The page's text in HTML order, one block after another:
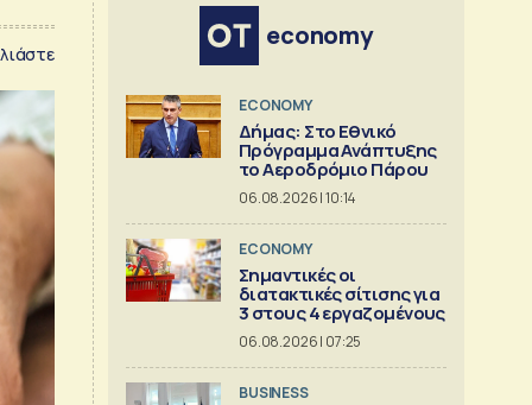
economy
ECONOMY
Δήμας: Στο Εθνικό
Πρόγραμμα Ανάπτυξης
το Αεροδρόμιο Πάρου
06.08.2026 | 10:14
ECONOMY
Σημαντικές οι
διατακτικές σίτισης για
3 στους 4 εργαζομένους
06.08.2026 | 07:25
BUSINESS